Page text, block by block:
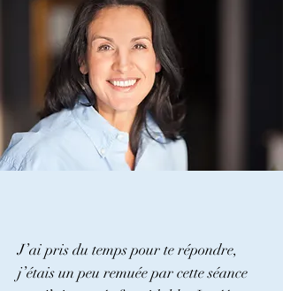
J’ai pris du temps pour te répondre,
j’étais un peu remuée par cette séance